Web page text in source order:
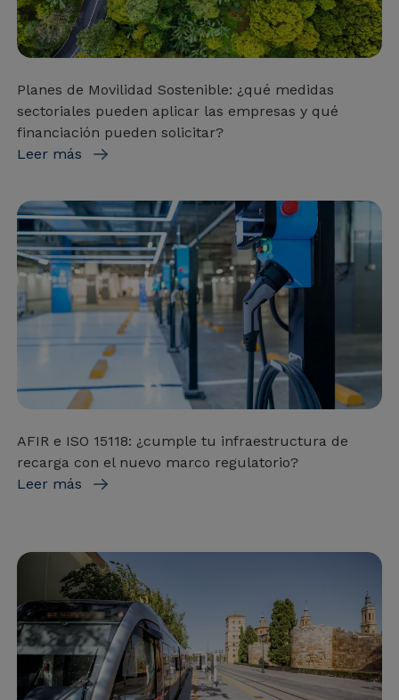
Planes de Movilidad Sostenible: ¿qué medidas
sectoriales pueden aplicar las empresas y qué
financiación pueden solicitar?
Leer más
AFIR e ISO 15118: ¿cumple tu infraestructura de
recarga con el nuevo marco regulatorio?
Leer más